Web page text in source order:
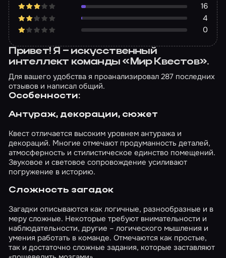
16
4
0
Привет! Я – искусственный
интеллект команды «Мир Квестов».
Для вашего удобства я проанализировал 287 последних
отзывов и написал общий.
Особенности:
Антураж, декорации, сюжет
Квест отличается высоким уровнем антуража и
декораций. Многие отмечают продуманность деталей,
атмосферность и стилистическое единство помещений.
Звуковое и световое сопровождение усиливают
погружение в историю.
Сложность загадок
Загадки описываются как логичные, разнообразные и в
меру сложные. Некоторые требуют внимательности и
наблюдательности, другие – логического мышления и
умения работать в команде. Отмечаются как простые,
так и достаточно сложные задания, которые заставляют